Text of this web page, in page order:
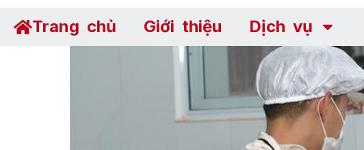
Trang chủ Giới thiệu Dịch vụ